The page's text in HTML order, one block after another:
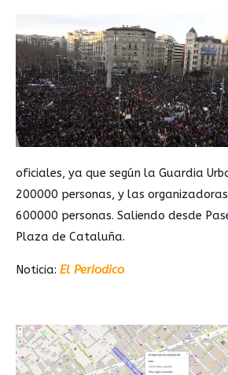
oficiales, ya que según la Guardia
200000 personas, y las
600000 personas. Saliendo desde
Plaza de Cataluña.
Noticia: El Periodico